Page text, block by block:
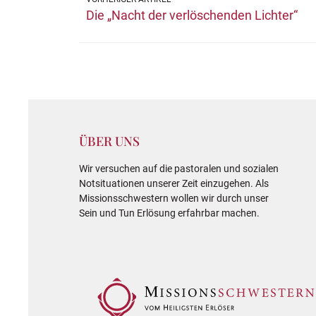
Die „Nacht der verlöschenden Lichter“
ÜBER UNS
Wir versuchen auf die pastoralen und sozialen
Notsituationen unserer Zeit einzugehen. Als
Missionsschwestern wollen wir durch unser
Sein und Tun Erlösung erfahrbar machen.